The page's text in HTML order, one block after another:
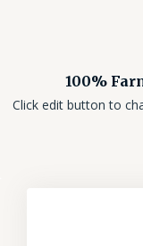
100%
Click edit button to